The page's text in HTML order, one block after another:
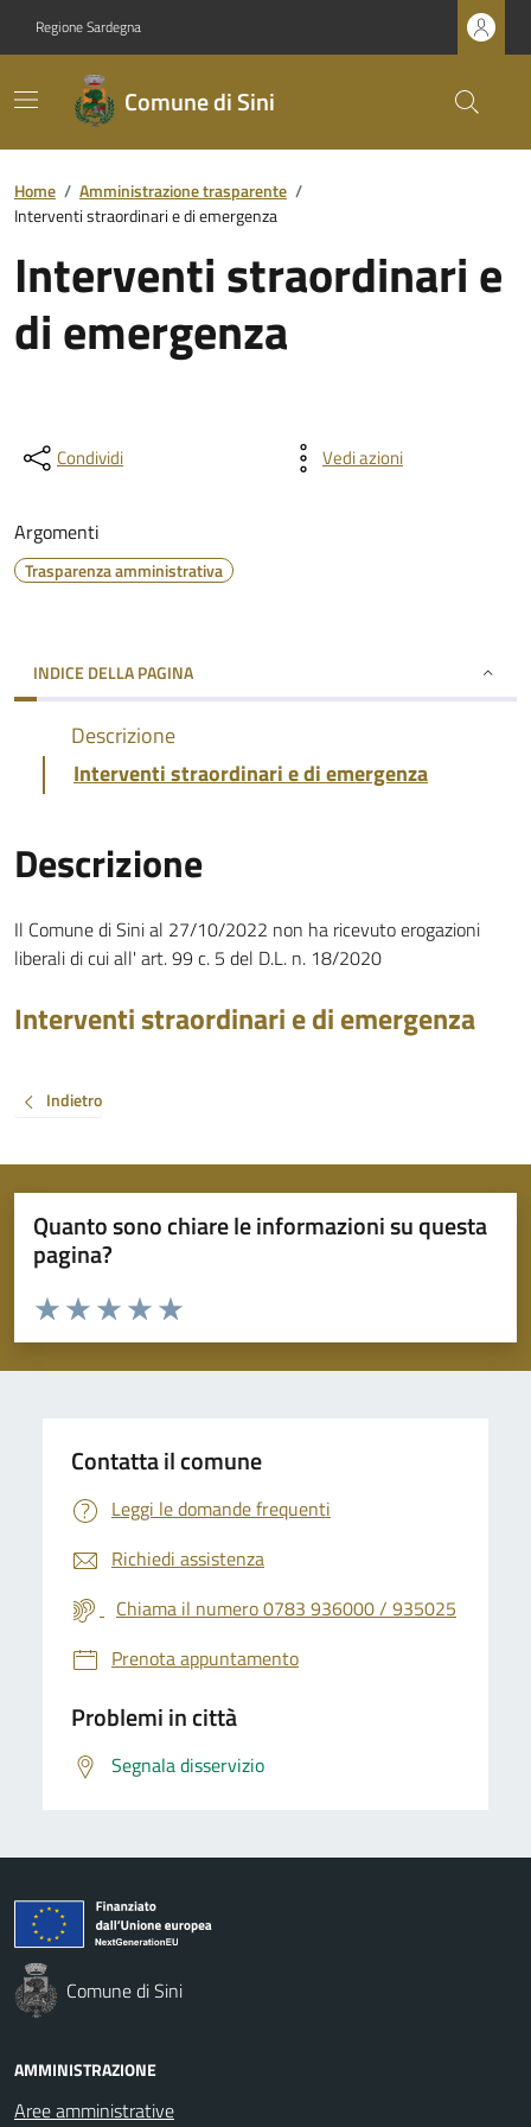
Regione Sardegna
Comune di Sini
Home / Amministrazione trasparente /
Interventi straordinari e di emergenza
Interventi straordinari e
di emergenza
Condividi Vedi azioni
Argomenti
Trasparenza amministrativa
INDICE DELLA PAGINA
Descrizione
Interventi straordinari e di emergenza
Descrizione
Il Comune di Sini al 27/10/2022 non ha ricevuto erogazioni
liberali di cui all' art. 99 c. 5 del D.L. n. 18/2020
Interventi straordinari e di emergenza
Indietro
Quanto sono chiare le informazioni su questa
pagina?
Valuta da 1 a 5 stelle la pagina
Valuta 5 stelle su 5
Valuta 4 stelle su 5
Valuta 3 stelle su 5
Valuta 2 stelle su 5
Valuta 1 stelle su 5
Contatta il comune
Leggi le domande frequenti
Richiedi assistenza
Chiama il numero 0783 936000 / 935025
Prenota appuntamento
Problemi in città
Segnala disservizio
Comune di Sini
AMMINISTRAZIONE
Aree amministrative